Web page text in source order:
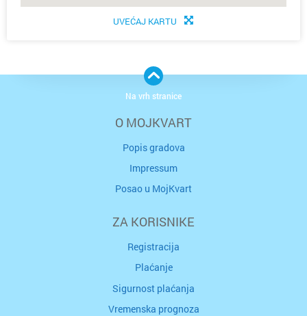
UVEĆAJ KARTU
O MOJKVART
Popis gradova
Impressum
Posao u MojKvart
ZA KORISNIKE
Registracija
Plaćanje
Sigurnost plaćanja
Vremenska prognoza
Na vrh stranice